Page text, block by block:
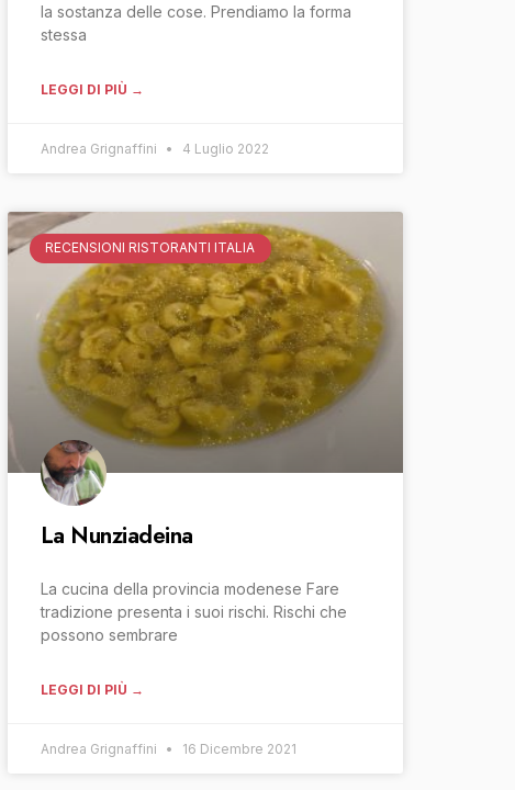
la sostanza delle cose. Prendiamo la forma
stessa
LEGGI DI PIÙ →
Andrea Grignaffini 4 Luglio 2022
RECENSIONI RISTORANTI ITALIA
La Nunziadeina
La cucina della provincia modenese Fare
tradizione presenta i suoi rischi. Rischi che
possono sembrare
LEGGI DI PIÙ →
Andrea Grignaffini 16 Dicembre 2021